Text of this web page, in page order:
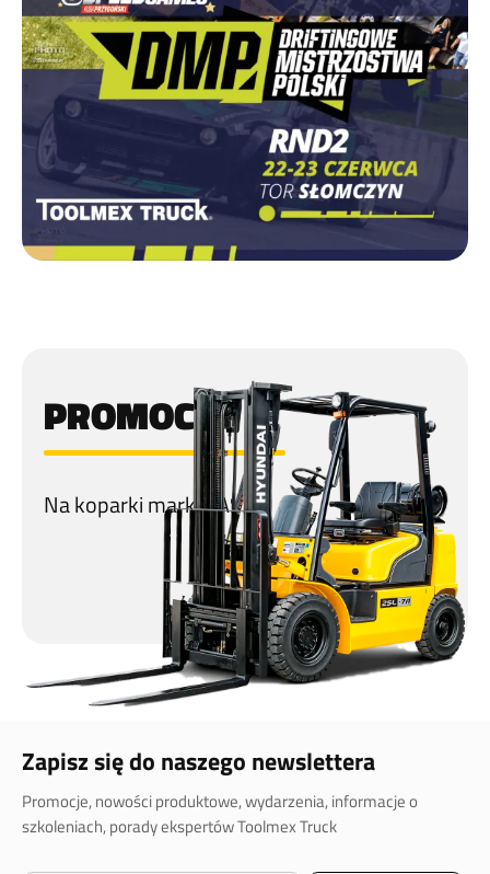
PROMOCJA
Na koparki marki CASE!
Zapisz się do naszego newslettera
Promocje, nowości produktowe, wydarzenia, informacje o
szkoleniach, porady ekspertów Toolmex Truck